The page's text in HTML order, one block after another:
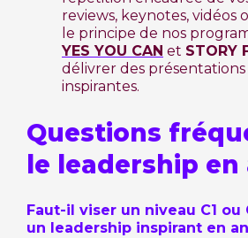
reviews, keynotes, vidéos
le principe de nos
YES YOU CAN et STORY
délivrer des
inspirantes.
Questions
le leadership
Faut-il viser un niveau C1 ou
un leadership inspirant en